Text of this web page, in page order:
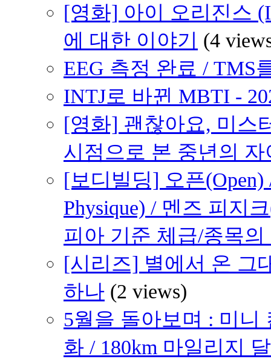
[영화] 아이 오리진스
에 대한 이야기
(4
EEG 측정 완료 / TMS
INTJ로 바뀐 MBTI -
[영화] 괜찮아요, 미스
시점으로 본 중년의 자
[보디빌딩] 오픈(Open)
Physique) / 멘즈 피지
피아 기준 체급/종목의
[시리즈] 별에서 온 그
하나 (2 views)
5월을 돌아보며 : 미니
화 / 180km 마일리지